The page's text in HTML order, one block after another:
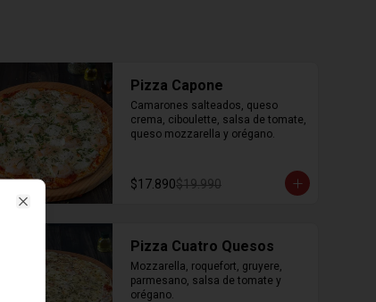
Pizza Capone
Camarones salteados, queso
crema, ciboulette, salsa de tomate,
queso mozzarella y orégano.
$17.890$19.990
Pizza Cuatro Quesos
Mozzarella, roquefort, gruyere,
parmesano, salsa de tomate y
orégano.